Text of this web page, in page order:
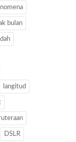
bulan
langitud
DSLR